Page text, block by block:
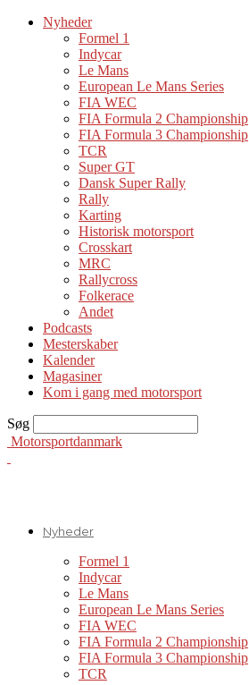
Nyheder
Formel 1
Indycar
Le Mans
European Le Mans Series
FIA WEC
FIA Formula 2 Championship
FIA Formula 3 Championship
TCR
Super GT
Dansk Super Rally
Rally
Karting
Historisk motorsport
Crosskart
MRC
Rallycross
Folkerace
Andet
Podcasts
Mesterskaber
Kalender
Magasiner
Kom i gang med motorsport
Søg
Motorsportdanmark
Nyheder
Formel 1
Indycar
Le Mans
European Le Mans Series
FIA WEC
FIA Formula 2 Championship
FIA Formula 3 Championship
TCR